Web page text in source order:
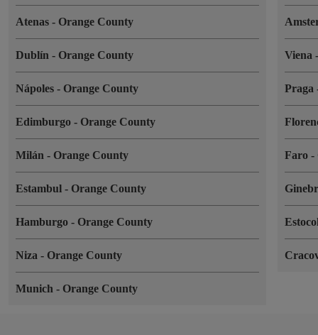
Atenas - Orange County
Dublín - Orange County
Nápoles - Orange County
Edimburgo - Orange County
Milán - Orange County
Estambul - Orange County
Hamburgo - Orange County
Niza - Orange County
Munich - Orange County
Viena
Praga
Faro-